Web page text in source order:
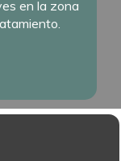
en la zona